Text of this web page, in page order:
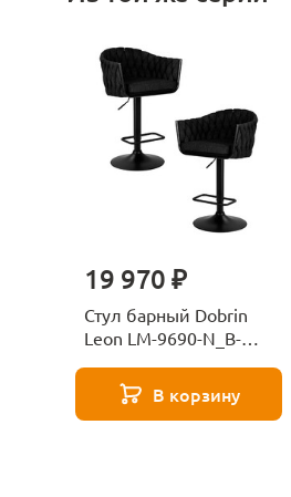
19 970 ₽
Стул барный Dobrin
Leon LM-9690-N_B-
11163
В корзину